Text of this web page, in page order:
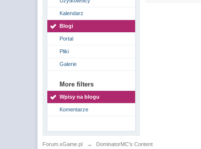
Kalendarz
Blogi
Portal
Pliki
Galerie
More filters
Wpisy na blogu
Komentarze
Forum.xGame.pl → DominatorMC's Content